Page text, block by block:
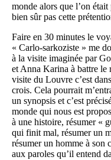
monde alors que l’on
bien sûr pas cette
Faire en 30 minutes le
« Carlo-sarkoziste » me
à la visite imaginée par
et Anna Karina à battre le
visite du Louvre c’est
crois. Cela pourrait
un synopsis et c’est
monde qui nous est
à une histoire, résumer «
qui finit mal, résumer un
résumer un homme à son
aux paroles qu’il entend